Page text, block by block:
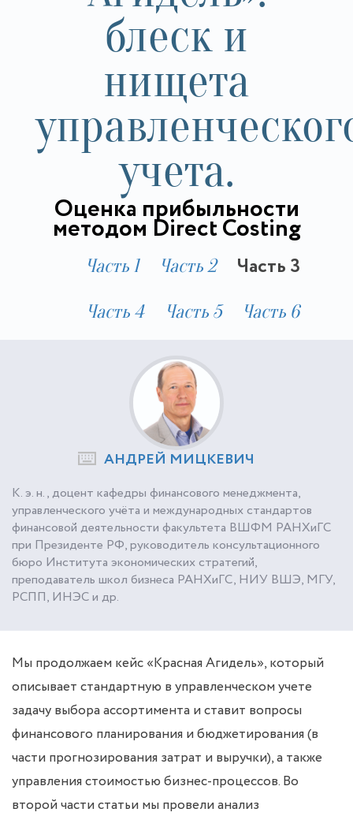
блеск и
нищета
учета.
Оценка прибыльности
методом Direct Costing
Часть 1 Часть 2 Часть 3
Часть 4 Часть 5 Часть 6
АНДРЕЙ МИЦКЕВИЧ
К. э. н., доцент кафедры финансового менеджмента,
управленческого учёта и международных стандартов
финансовой деятельности факультета ВШФМ РАНХиГС
при Президенте РФ, руководитель консультационного
бюро Института экономических стратегий,
преподаватель школ бизнеса РАНХиГС, НИУ ВШЭ, МГУ,
РСПП, ИНЭС и др.
Мы продолжаем кейс «Красная Агидель», который
описывает стандартную в управленческом учете
задачу выбора ассортимента и ставит вопросы
финансового планирования и бюджетирования (в
части прогнозирования затрат и выручки), а также
управления стоимостью бизнес-процессов. Во
второй части статьи мы провели анализ